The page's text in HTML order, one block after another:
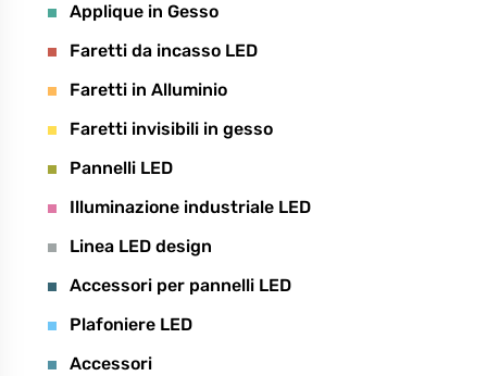
Applique in Gesso
Faretti da incasso LED
Faretti in Alluminio
Faretti invisibili in gesso
Pannelli LED
Illuminazione industriale LED
Linea LED design
Accessori per pannelli LED
Plafoniere LED
Accessori